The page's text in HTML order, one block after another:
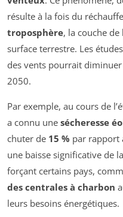
résulte à la fois du
troposphère, la couche
surface terrestre. Les
des vents pourrait
2050.
Par exemple, au cours de
a connu une sécheresse
chuter de 15 % par rapport
une baisse significative de
forçant certains pays,
des centrales à charbon
leurs besoins énergétiques.